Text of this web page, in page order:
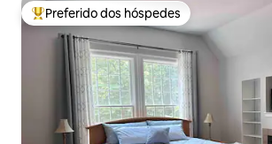
Entre os melhores preferidos dos hóspedes
Preferido dos hóspedes